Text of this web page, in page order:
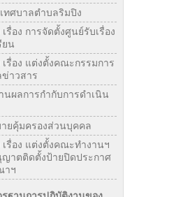
ทศบาลตำบลริมปิง
เรื่อง การจัดตั้งศูนย์รับเรื่อง
ยน
เรื่อง แต่งตั้งคณะกรรมการ
าวสาร
นผลการกำกับการดำเนิน
ยคุ้มครองส่วนบุคคล
เรื่อง แต่งตั้งคณะทำงานฯ
าตติดตั้งป้ายปิดประกาศ
าฯ